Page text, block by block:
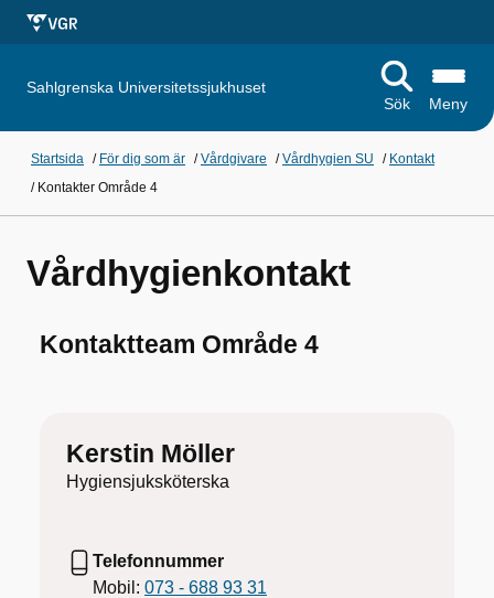
Sahlgrenska Universitetssjukhuset
Sök
Meny
Startsida / För dig som är /Vårdgivare /Vårdhygien SU / Kontakt
/ Kontakter Område 4
Vårdhygienkontakt
Kontaktteam Område 4
Kerstin Möller
Hygiensjuksköterska
Telefonnummer
Mobil: 073 - 688 93 31